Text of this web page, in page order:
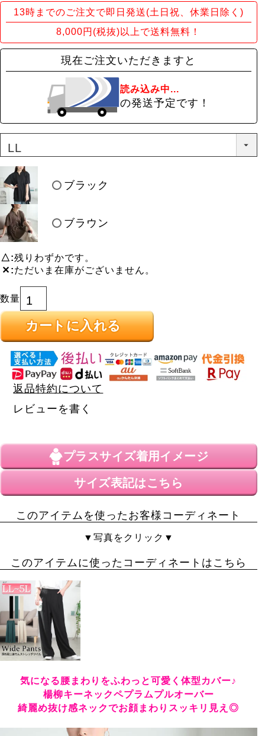
13時までのご注文で即日発送(土日祝、休業日除く)
8,000円(税抜)以上で送料無料！
現在ご注文いただきますと
読み込み中...
の発送予定です！
ブラック
ブラウン
△ 残りわずかです。
✕ ただいま在庫がございません。
カートに入れる
返品特約について
レビューを書く
プラスサイズ着用イメージ
サイズ表記はこちら
このアイテムを使ったお客様コーディネート
▼写真をクリック▼
このアイテムに使ったコーディネートはこちら
気になる腰まわりをふわっと可愛く体型カバー♪
楊柳キーネックペプラムプルオーバー
綺麗め抜け感ネックでお顔まわりスッキリ見え◎